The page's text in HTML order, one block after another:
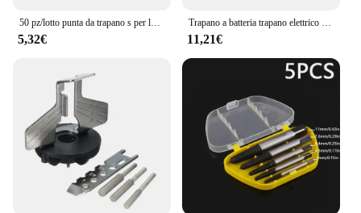
5,32€ 11,21€